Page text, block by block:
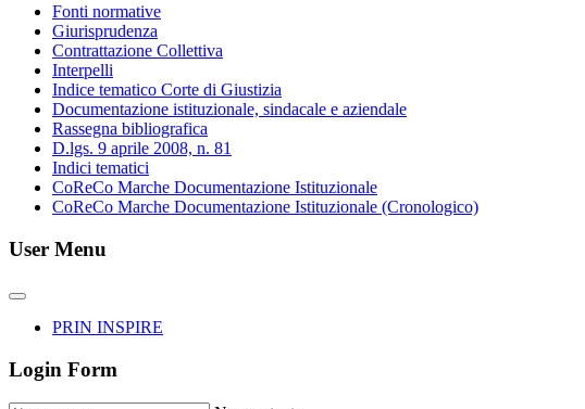
Fonti normative
Giurisprudenza
Contrattazione Collettiva
Interpelli
Indice tematico Corte di Giustizia
Documentazione istituzionale, sindacale e aziendale
Rassegna bibliografica
D.lgs. 9 aprile 2008, n. 81
Indici tematici
CoReCo Marche Documentazione Istituzionale
CoReCo Marche Documentazione Istituzionale (Cronologico)
User Menu
PRIN INSPIRE
Login Form